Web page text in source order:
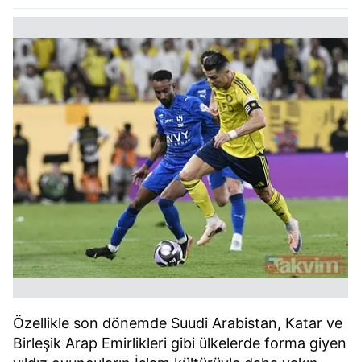
Özellikle son dönemde Suudi Arabistan, Katar ve
Birleşik Arap Emirlikleri gibi ülkelerde forma giyen